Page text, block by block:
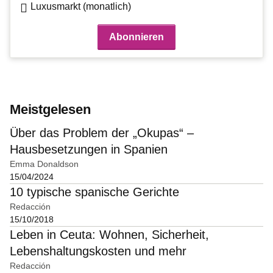
Luxusmarkt (monatlich)
Meistgelesen
Über das Problem der „Okupas“ –
Hausbesetzungen in Spanien
Emma Donaldson
15/04/2024
10 typische spanische Gerichte
Redacción
15/10/2018
Leben in Ceuta: Wohnen, Sicherheit,
Lebenshaltungskosten und mehr
Redacción